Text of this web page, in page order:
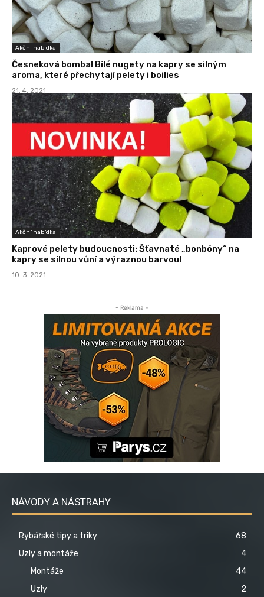
Akční nabídka
Česneková bomba! Bílé nugety na kapry se silným
aroma, které přechytají pelety i boilies
21. 4. 2021
Akční nabídka
Kaprové pelety budoucnosti: Šťavnaté „bonbóny“ na
kapry se silnou vůní a výraznou barvou!
10. 3. 2021
- Reklama -
NÁVODY A NÁSTRAHY
Rybářské tipy a triky
68
Uzly a montáže
4
Montáže
44
Uzly
2